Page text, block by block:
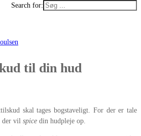
Search for:
til din hud
skal tages bogstaveligt. For der er tale
der vil spice din hudpleje op.